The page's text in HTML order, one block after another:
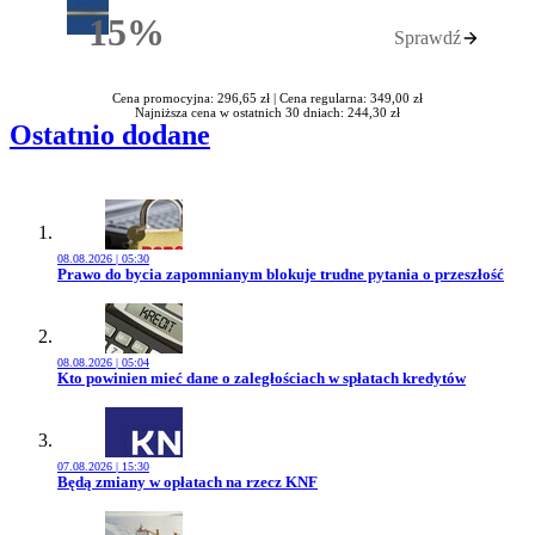
15%Rabatu Sprawdź
Cena promocyjna: 296,65 zł | Cena regularna: 349,00 zł
Najniższa cena w ostatnich 30 dniach: 244,30 zł
Ostatnio dodane
08.08.2026 | 05:30
Przejdź do artykułu:
Prawo do bycia zapomnianym blokuje trudne pytania o przeszłość
08.08.2026 | 05:04
Przejdź do artykułu:
Kto powinien mieć dane o zaległościach w spłatach kredytów
07.08.2026 | 15:30
Przejdź do artykułu:
Będą zmiany w opłatach na rzecz KNF